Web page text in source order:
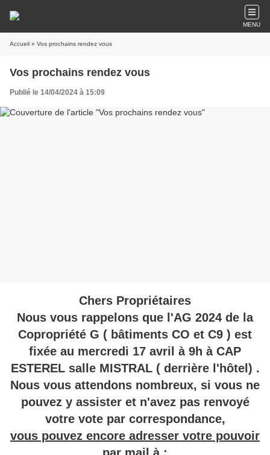
MENU
Accueil » Vos prochains rendez vous
Vos prochains rendez vous
Publié le 14/04/2024 à 15:09
Chers Propriétaires
Nous vous rappelons que l'AG 2024 de la
Copropriété G ( bâtiments CO et C9 ) est
fixée au mercredi 17 avril à 9h à CAP
ESTEREL salle MISTRAL ( derrière l'hôtel) .
Nous vous attendons nombreux, si vous ne
pouvez y assister et n'avez pas renvoyé
votre vote par correspondance,
vous pouvez encore adresser votre pouvoir